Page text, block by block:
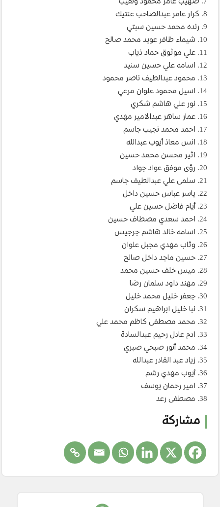
7. صهيب عامر محمود وهيب
8. كرار عامر عبدالصاحب عنتيك
9. رنده محمد حسين سبتي
10. شيماء ظافر عويد محمد صالح
11. علي موثوق حماد ذياب
12. اسامه علي حسين سنيد
13. محمود عبدالطيف ناصر محمود
14. اسيل محمود علوان مرعي
15. نور علي هاشم شكري
16. عمار ساهر عبدالامير مهدي
17. احمد محمد نجيب جاسم
18. انس معاذ أيوب عبدالله
19. اثير محسن محمد حسين
20. رؤى موفق عواد جواد
21. سلمى علي عبدالطيف جاسم
22. ياسر عباس حسين داخل
23. أيام فاضل حسين علي
24. احمد سعدي مصطاف حسين
25. اسامه خالد هاشم جرجيس
26. وثاب مهدي مجبل علوان
27. حسين ماجد داخل صالح
28. ميس خلف حسين محمد
29. مهند داود سلمان رضا
30. جعفر خليل محمد خليل
31. نبا خليل ابراهيم سكران
32. محمد مصطفى كاظم محمد علي
33. ادم عادل رحيم عبدالسادة
34. محمد أنور صبحي صبري
35. زياد عبد القادر عبدالله
36. أيوب مهدي رشم
37. امير رحمان يوسف
38. مصطفى رعد
مشاركة